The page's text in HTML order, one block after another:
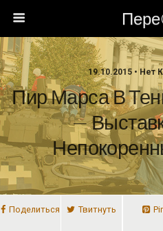
19.10.2015 • Нет
Пир Марса В
—
Поделиться Твитнуть